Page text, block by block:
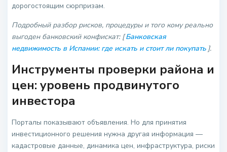
дорогостоящим сюрпризам.
Подробный разбор рисков, процедуры и того кому реально
выгоден банковский конфискат: [Банковская
недвижимость в Испании: где искать и стоит ли покупать ].
Инструменты проверки района и
цен: уровень продвинутого
инвестора
Порталы показывают объявления. Но для принятия
инвестиционного решения нужна другая информация —
кадастровые данные, динамика цен, инфраструктура, риски